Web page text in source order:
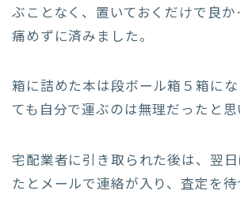
ぶことなく、置いておくだけで良か
痛めずに済みました。
箱に詰めた本は段ボール箱５箱に
ても自分で運ぶのは無理だったと思
宅配業者に引き取られた後は、翌
たとメールで連絡が入り、査定を